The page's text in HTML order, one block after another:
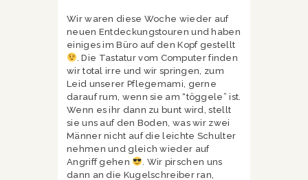
Wir waren diese Woche wieder auf
neuen Entdeckungstouren und haben
einiges im Büro auf den Kopf gestellt
. Die Tastatur vom Computer finden
wir total irre und wir springen, zum
Leid unserer Pflegemami, gerne
darauf rum, wenn sie am “töggele” ist.
Wenn es ihr dann zu bunt wird, stellt
sie uns auf den Boden, was wir zwei
Männer nicht auf die leichte Schulter
nehmen und gleich wieder auf
Angriff gehen
. Wir pirschen uns
dann an die Kugelschreiber ran,